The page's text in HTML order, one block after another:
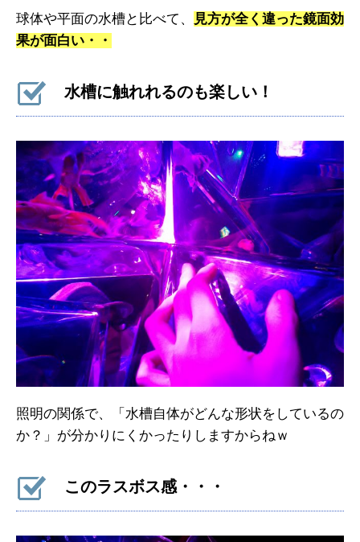
球体や平面の水槽と比べて、
見方が全く違った鏡面効
果が面白い・・
水槽に触れれるのも楽しい！
照明の関係で、「水槽自体がどんな形状をしているの
か？」が分かりにくかったりしますからねｗ
このラスボス感・・・